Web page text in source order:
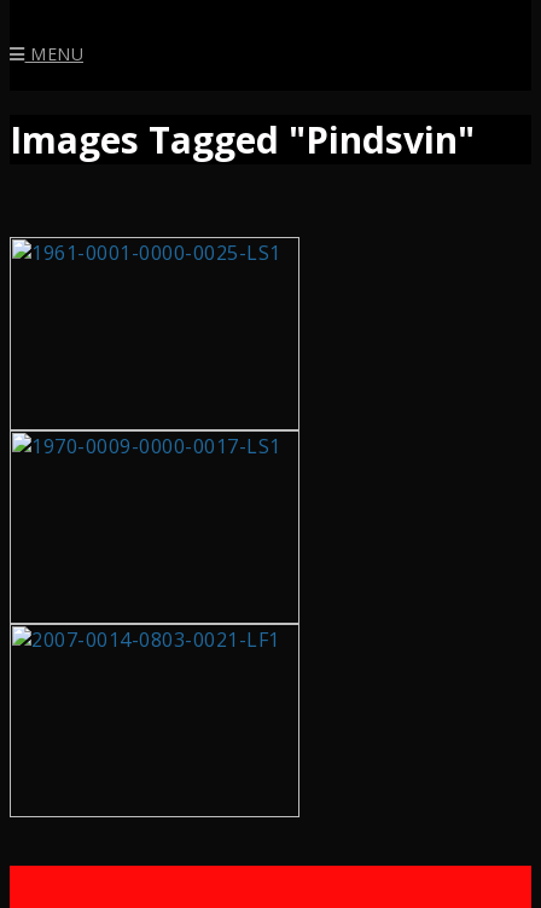
MENU
Images Tagged "Pindsvin"